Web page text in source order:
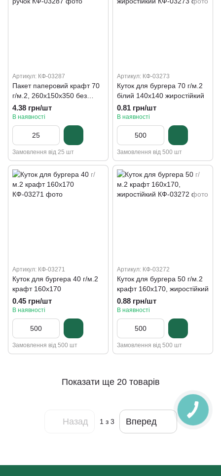
Артикул: КФ-03287
Пакет паперовий крафт 70
г/м.2, 260х150х350 без
ручок
4.38 грн/шт
В наявності
Замовлення від 25 шт
Артикул: КФ-03273
Куток для бургера 70 г/м.2
білий 140х140 жиростійкий
0.81 грн/шт
В наявності
Замовлення від 500 шт
Артикул: КФ-03271
Куток для бургера 40 г/м.2
крафт 160х170
0.45 грн/шт
В наявності
Замовлення від 500 шт
Артикул: КФ-03272
Куток для бургера 50 г/м.2
крафт 160х170, жиростійкий
0.88 грн/шт
В наявності
Замовлення від 500 шт
Показати ще 20 товарів
Назад 1 з 3 Вперед